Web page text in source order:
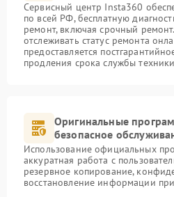
Сервисный центр Insta360
по всей РФ, бесплатную
ремонт, включая срочный
отслеживать статус ремонта
предоставляется
продления срока службы техники
Оригинальные
безопасное
Использование официальных
аккуратная работа с
резервное копирование,
восстановление информации